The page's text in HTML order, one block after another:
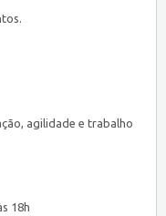
agilidade e trabalho
18h